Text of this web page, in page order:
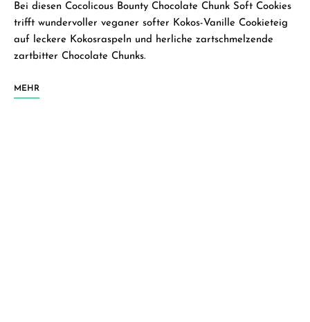
Bei diesen Cocolicous Bounty Chocolate Chunk Soft Cookies
trifft wundervoller veganer softer Kokos-Vanille Cookieteig
auf leckere Kokosraspeln und herliche zartschmelzende
zartbitter Chocolate Chunks.
MEHR